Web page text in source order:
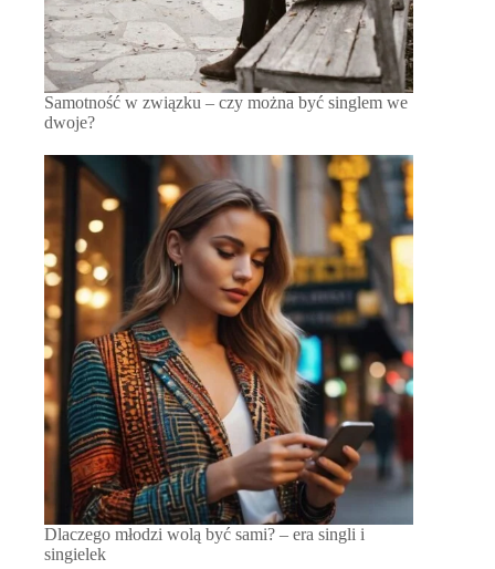
Samotność w związku – czy można być singlem we
dwoje?
Dlaczego młodzi wolą być sami? – era singli i
singielek